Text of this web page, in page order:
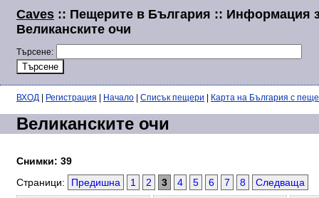
Caves :: Пещерите в България :: Информация
Великанските очи
Търсене:
ВХОД Регистрация Начало Списък пещери Карта на България с
Великанските очи
Снимки: 39
Страници:
Предишна 1 2 3 4 5 6 7 8 Следваща